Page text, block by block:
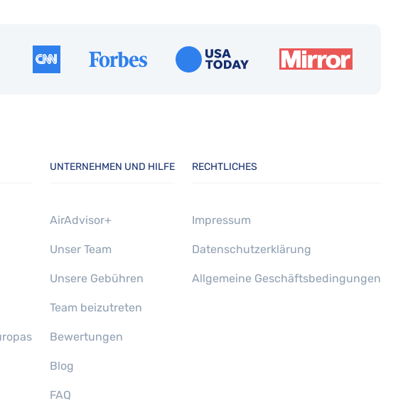
UNTERNEHMEN UND HILFE
AirAdvisor+
Unser Team
Unsere Gebühren
Team beizutreten
Bewertungen
Blog
FAQ
RECHTLICHES
Impressum
Datenschutzerklärung
Allgemeine Geschäftsbedingungen